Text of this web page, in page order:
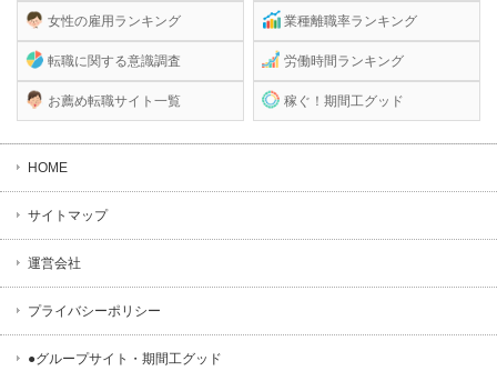
女性の雇用ランキング
転職に関する意識調査
お薦め転職サイト一覧
業種離職率ランキング
労働時間ランキング
稼ぐ！期間工グッド
HOME
サイトマップ
運営会社
プライバシーポリシー
●グループサイト・期間工グッド